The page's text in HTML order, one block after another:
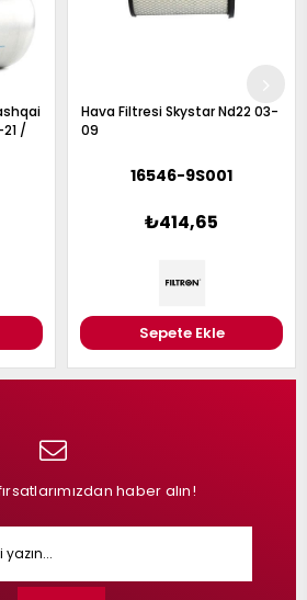
/
Hava Filtresi Skystar Nd22 03-
09
16546-9S001
₺414,65
Sepete Ekle
haber alın!